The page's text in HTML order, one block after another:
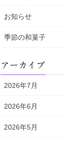
お知らせ
季節の和菓子
アーカイブ
2026年7月
2026年6月
2026年5月